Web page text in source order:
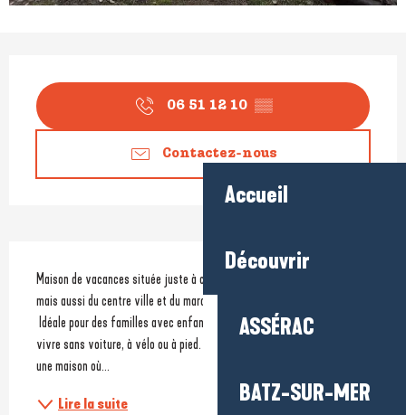
Accueil
Découvrir
ASSÉRAC
BATZ-SUR-MER
Ouverture et coordonnées
06 51 12 10 ▒▒
Contactez-nous
Description
Maison de vacances située juste à côté de la plage et du sentier côtier,
mais aussi du centre ville et du marché tout en étant au calme.
vivre sans voiture, à vélo ou à pied. Un petit jardin plein de charme et
une maison où...
Lire la suite